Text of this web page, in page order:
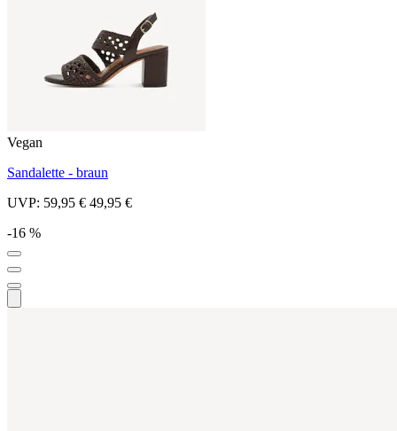
Vegan
Sandalette - braun
UVP: 59,95 € 49,95 €
-16 %